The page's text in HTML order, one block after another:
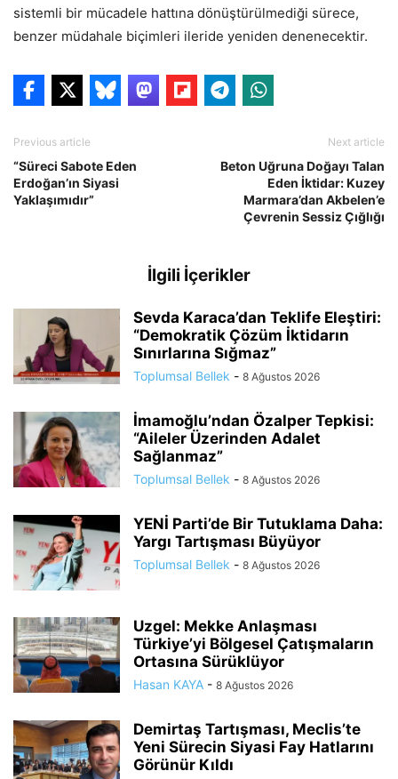
sistemli bir mücadele hattına dönüştürülmediği sürece,
benzer müdahale biçimleri ileride yeniden denenecektir.
Previous article
“Süreci Sabote Eden
Erdoğan’ın Siyasi
Yaklaşımıdır”
Next article
Beton Uğruna Doğayı Talan
Eden İktidar: Kuzey
Marmara’dan Akbelen’e
Çevrenin Sessiz Çığlığı
İlgili İçerikler
Sevda Karaca’dan Teklife Eleştiri:
“Demokratik Çözüm İktidarın
Sınırlarına Sığmaz”
Toplumsal Bellek - 8 Ağustos 2026
İmamoğlu’ndan Özalper Tepkisi:
“Aileler Üzerinden Adalet
Sağlanmaz”
Toplumsal Bellek - 8 Ağustos 2026
YENİ Parti’de Bir Tutuklama Daha:
Yargı Tartışması Büyüyor
Toplumsal Bellek - 8 Ağustos 2026
Uzgel: Mekke Anlaşması
Türkiye’yi Bölgesel Çatışmaların
Ortasına Sürüklüyor
Hasan KAYA - 8 Ağustos 2026
Demirtaş Tartışması, Meclis’te
Yeni Sürecin Siyasi Fay Hatlarını
Görünür Kıldı